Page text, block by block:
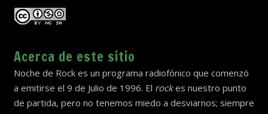
Acerca de este sitio
Noche de Rock es un programa radiofónico que comenzó
a emitirse el 9 de Julio de 1996. El rockes nuestro punto
de partida, pero no tenemos miedo a desviarnos; siempre